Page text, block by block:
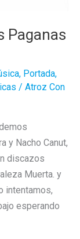
Paganas
, Portada,
/ Atroz Con
y Nacho Canut,
discazos
Muerta. y
intentamos,
esperando